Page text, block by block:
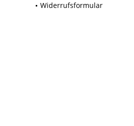
Widerrufsformular